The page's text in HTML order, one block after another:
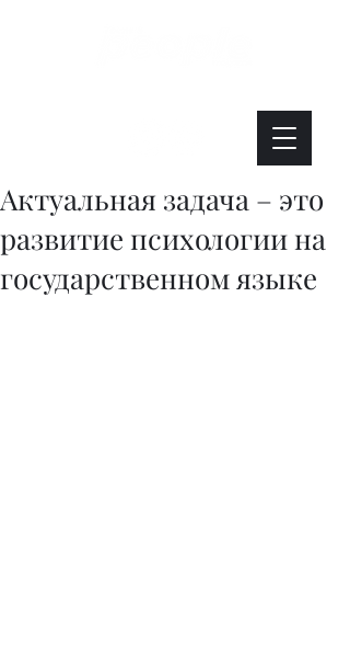
Актуальная задача – это
развитие психологии на
государственном языке